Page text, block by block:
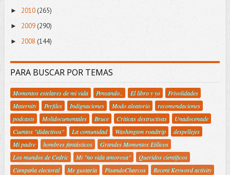
► 2010 (265)
► 2009 (290)
► 2008 (144)
PARA BUSCAR POR TEMAS
Momentos estelares de mi vida Pensando.. El libro y yo
Frivolidades
Maternity
Perfiles Indignaciones Modo aleatorio
recomendaciones
podcasts
Molidocumentales Bruce Criticas destructivas
Unadocenade
Cuentos "didactivos"
La comunidad Washington roadtrip
despellejes
Mi padre
hombres fantásticos
Grandes Momentos Etílicos
Los mundos de Cedric
Mi "no vida amorosa"
Queridos científicos
Campaña electoral
Me gustaría PisandoCharcos
Recent Keyword activity